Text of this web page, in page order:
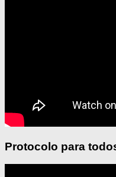
Protocolo para